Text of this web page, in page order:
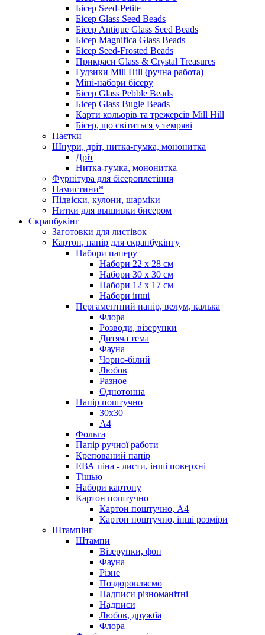
Бісер Seed-Petite
Бісер Glass Seed Beads
Бісер Antique Glass Seed Beads
Бісер Magnifica Glass Beads
Бісер Seed-Frosted Beads
Прикраси Glass & Crystal Treasures
Гудзики Mill Hill (ручна работа)
Міні-набори бісеру
Бісер Glass Pebble Beads
Бісер Glass Bugle Beads
Карти кольорів та трежерсів Mill Hill
Бісер, що світиться у темряві
Паєтки
Шнури, дріт, нитка-гумка, мононитка
Дріт
Нитка-гумка, мононитка
Фурнітура для бісероплетіння
Намистини*
Підвіски, кулони, шарміки
Нитки для вышивки бисером
Скрапбукінг
Заготовки для листівок
Картон, папір для скрапбукінгу
Набори паперу
Набори 22 х 28 см
Набори 30 х 30 см
Набори 12 х 17 см
Набори інші
Пергаментний папір, велум, калька
Флора
Розводи, візерунки
Дитяча тема
Фауна
Чорно-білий
Любов
Разное
Однотонна
Папір поштучно
30х30
А4
Фольга
Папір ручної работи
Крепований папір
ЕВА піна - листи, інші поверхні
Тішью
Набори картону
Картон поштучно
Картон поштучно, А4
Картон поштучно, інші розміри
Штампінг
Штампи
Візерунки, фон
Фауна
Різне
Поздоровляємо
Надписи різноманітні
Надписи
Любов, дружба
Флора